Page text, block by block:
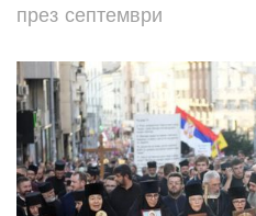
през септември